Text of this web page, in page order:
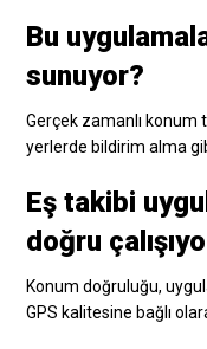
Bu
sunuyor?
Gerçek zamanlı konum
yerlerde bildirim alma
Eş takibi
doğru
Konum doğruluğu,
GPS kalitesine bağlı